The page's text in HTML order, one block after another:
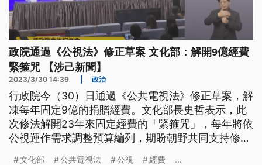
政院通過《公視法》修正草案 文化部：解開9億經費
緊箍咒 【涉己新聞】
2023/3/30 14:39 政治
行政院今（30）日通過《公共電視法》修正草案，解
凍每年固定9億的捐贈經費。文化部長史哲表示，此
次修法解開23年來固定經費的「緊箍咒」，每年將依
公視運作需求調整預算編列，期盼朝野共同支持修法
文化部 公共電視法 公視 經費 ...